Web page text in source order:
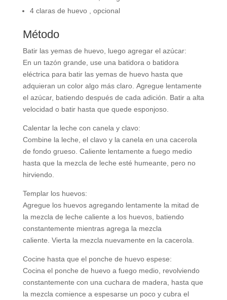
4 claras de huevo , opcional
Método
Batir las yemas de huevo, luego agregar el azúcar:
En un tazón grande, use una batidora o batidora
eléctrica para batir las yemas de huevo hasta que
adquieran un color algo más claro. Agregue lentamente
el azúcar, batiendo después de cada adición. Batir a alta
velocidad o batir hasta que quede esponjoso.
Calentar la leche con canela y clavo:
Combine la leche, el clavo y la canela en una cacerola
de fondo grueso. Caliente lentamente a fuego medio
hasta que la mezcla de leche esté humeante, pero no
hirviendo.
Templar los huevos:
Agregue los huevos agregando lentamente la mitad de
la mezcla de leche caliente a los huevos, batiendo
constantemente mientras agrega la mezcla
caliente. Vierta la mezcla nuevamente en la cacerola.
Cocine hasta que el ponche de huevo espese:
Cocina el ponche de huevo a fuego medio, revolviendo
constantemente con una cuchara de madera, hasta que
la mezcla comience a espesarse un poco y cubra el